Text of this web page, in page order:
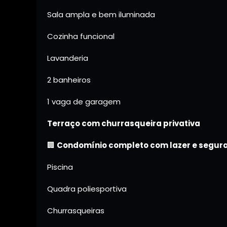
Sala ampla e bem iluminada
Cozinha funcional
Lavanderia
2 banheiros
1 vaga de garagem
Terraço com churrasqueira privativa
🏢 Condomínio completo com lazer e
Piscina
Quadra poliesportiva
Churrasqueiras